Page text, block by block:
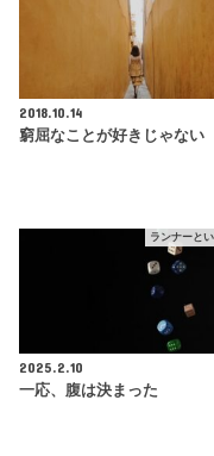
2018.10.14
窮屈なことが好きじゃない
ランナーと
2025.2.10
一応、腹は決まった